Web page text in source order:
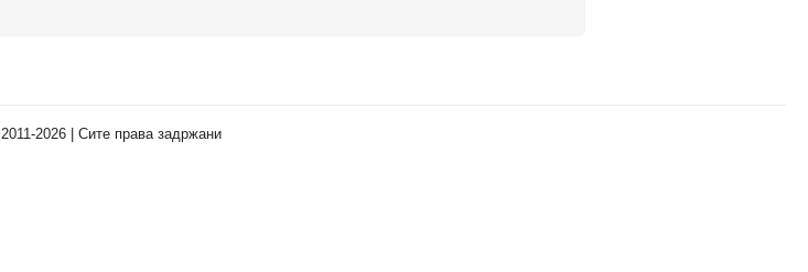
2011-2026 | Сите права задржани